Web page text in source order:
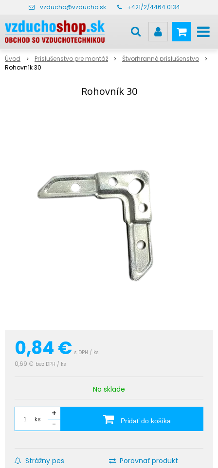
vzducho@vzducho.sk +421/2/4464 0134
Úvod Príslušenstvo pre montáž
Štvorhranné príslušenstvo
Rohovník 30
Rohovník 30
0,84€ s DPH / ks
0,69 € bez DPH / ks
Na sklade
ks
+
-
Pridať do košíka
Strážny pes
Porovnať produkt